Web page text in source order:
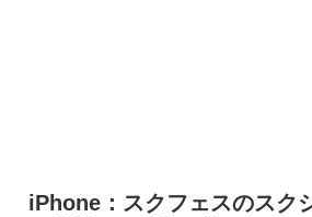
iPhone：スクフェスのスク